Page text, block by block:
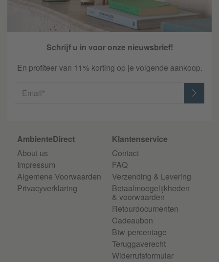
Schrijf u in voor onze nieuwsbrief!
En profiteer van 11% korting op je volgende aankoop.
Email*
AmbienteDirect
About us
Impressum
Algemene Voorwaarden
Privacyverklaring
Klantenservice
Contact
FAQ
Verzending & Levering
Betaalmoegelijkheden
& voorwaarden
Retourdocumenten
Cadeaubon
Btw-percentage
Teruggaverecht
Widerrufsformular